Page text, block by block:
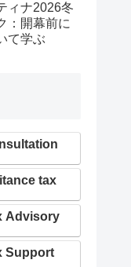
ィナ2026冬
：開幕前に
て学ぶ
tax
Advisory
Support